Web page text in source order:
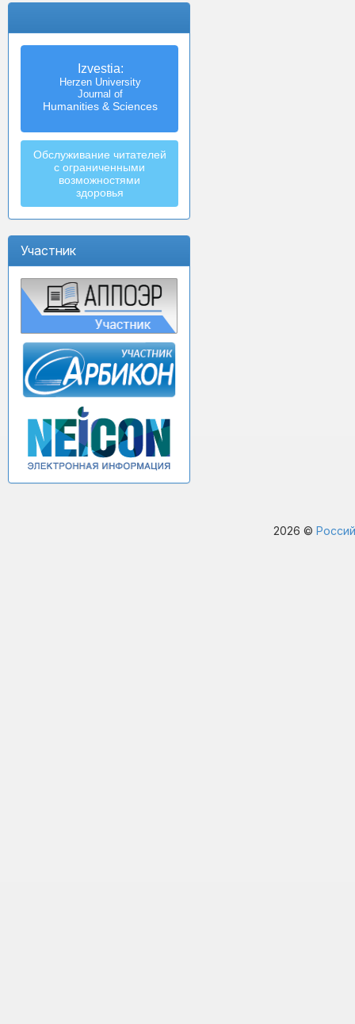
Izvestia:
Herzen University
Journal of
Humanities & Sciences
Обслуживание читателей
с ограниченными
возможностями
здоровья
Участник
2026 ©